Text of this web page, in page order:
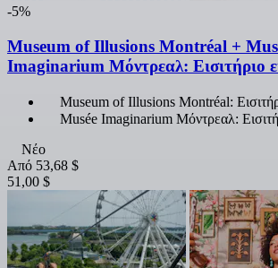
-5%
Museum of Illusions Montréal +
Imaginarium Μόντρεαλ: Εισιτήριο
Museum of Illusions Montréal:
Musée Imaginarium Μόντρεαλ:
Νέο
Από 53,68 $
51,00 $